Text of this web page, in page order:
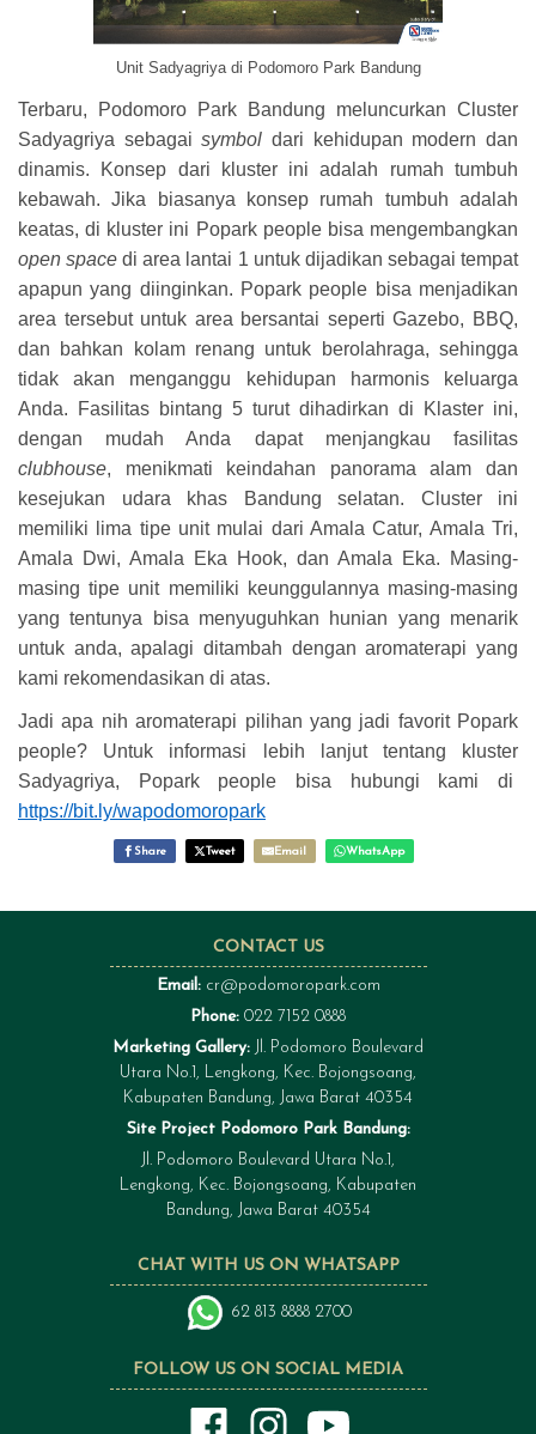
Unit Sadyagriya di Podomoro Park Bandung
Terbaru, Podomoro Park Bandung meluncurkan Cluster
Sadyagriya sebagaisymbol dari kehidupan modern dan
dinamis. Konsep dari kluster ini adalah rumah tumbuh
kebawah. Jika biasanya konsep rumah tumbuh adalah
keatas, di kluster ini Popark people bisa mengembangkan
open space di area lantai 1 untuk dijadikan sebagai tempat
apapun yang diinginkan. Popark people bisa menjadikan
area tersebut untuk area bersantai seperti Gazebo, BBQ,
dan bahkan kolam renang untuk berolahraga, sehingga
tidak akan menganggu kehidupan harmonis keluarga
Anda. Fasilitas bintang 5 turut dihadirkan di Klaster ini,
dengan mudah Anda dapat menjangkau fasilitas
clubhouse, menikmati keindahan panorama alam dan
kesejukan udara khas Bandung selatan. Cluster ini
memiliki lima tipe unit mulai dari Amala Catur, Amala Tri,
Amala Dwi, Amala Eka Hook, dan Amala Eka. Masing-
masing tipe unit memiliki keunggulannya masing-masing
yang tentunya bisa menyuguhkan hunian yang menarik
untuk anda, apalagi ditambah dengan aromaterapi yang
kami rekomendasikan di atas.
Jadi apa nih aromaterapi pilihan yang jadi favorit Popark
people? Untuk informasi lebih lanjut tentang kluster
Sadyagriya, Popark people bisa hubungi kami di
https://bit.ly/wapodomoropark
Share Tweet Email WhatsApp
FOLLOW US ON SOCIAL MEDIA
CHAT WITH US ON WHATSAPP
62 813 8888 2700
CONTACT US
Email: cr@podomoropark.com
Phone: 022 7152 0888
Marketing Gallery: Jl. Podomoro Boulevard
Utara No.1, Lengkong, Kec. Bojongsoang,
Kabupaten Bandung, Jawa Barat 40354
Site Project Podomoro Park Bandung:
Jl. Podomoro Boulevard Utara No.1,
Lengkong, Kec. Bojongsoang, Kabupaten
Bandung, Jawa Barat 40354